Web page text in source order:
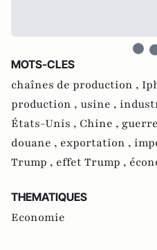
MOTS-CLES
chaînes de production ,
production , usine ,
États-Unis , Chine ,
douane , exportation ,
Trump , effet Trump ,
THEMATIQUES
Economie